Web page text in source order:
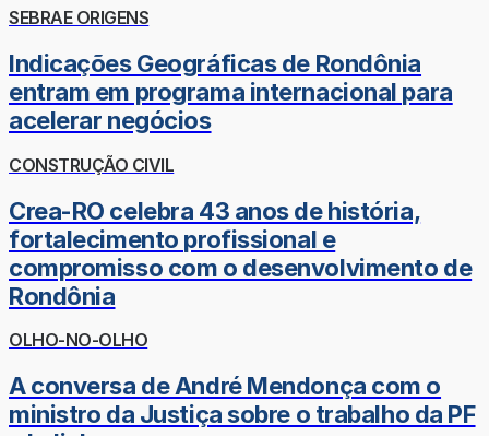
SEBRAE ORIGENS
Indicações Geográficas de Rondônia
entram em programa internacional para
acelerar negócios
CONSTRUÇÃO CIVIL
Crea-RO celebra 43 anos de história,
fortalecimento profissional e
compromisso com o desenvolvimento de
Rondônia
OLHO-NO-OLHO
A conversa de André Mendonça com o
ministro da Justiça sobre o trabalho da PF